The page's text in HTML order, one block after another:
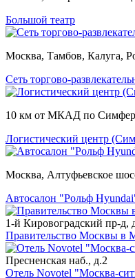
Большой театр
Москва, Тамбов, Калуга,
Сеть торгово-
10 км от МКАД по
Логистический центр
Москва, Алтуфьевское
Автосалон "Рольф
1-й Кировоградский пр-д,
Правительство Москвы
Пресненская наб., д.2
Отель Novotel "Москва-